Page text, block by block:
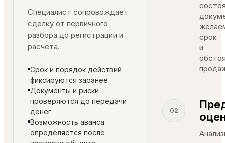
Специалист сопровождает
сделку от первичного
разбора до регистрации и
расчёта.
Срок и порядок действий
фиксируются заранее
Документы и риски
проверяются до передачи
денег
Возможность аванса
определяется после
срок
и
02